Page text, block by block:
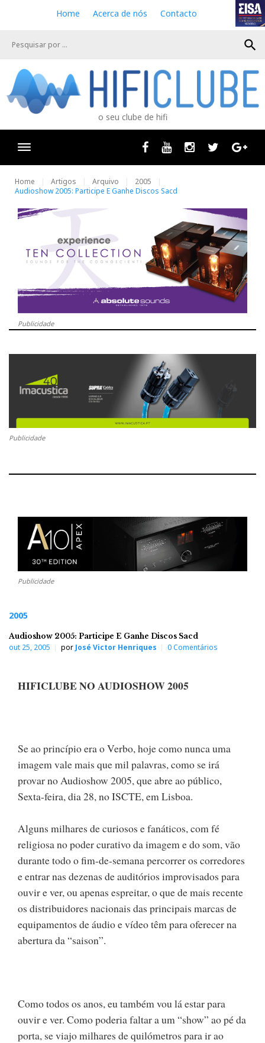
e
Home Acerca de nós Contacto
search
o seu clube de hifi
Facebook
Youtube InstagramTwitter
Home Artigos Arquivo
2005
Audioshow 2005: Participe E Ganhe Discos Sacd
Publicidade
Publicidade
Publicidade
2005
Audioshow 2005: Participe E Ganhe Discos Sacd
out 25, 2005 por José Victor Henriques 0 Comentários
HIFICLUBE NO AUDIOSHOW 2005
Se ao princípio era o Verbo, hoje como nunca uma
imagem vale mais que mil palavras, como se irá
provar no Audioshow 2005, que abre ao público,
Sexta-feira, dia 28, no ISCTE, em Lisboa.
Alguns milhares de curiosos e fanáticos, com fé
religiosa no poder curativo da imagem e do som, vão
durante todo o fim-de-semana percorrer os corredores
e entrar nas dezenas de auditórios improvisados para
ouvir e ver, ou apenas espreitar, o que de mais recente
os distribuidores nacionais das principais marcas de
equipamentos de áudio e vídeo têm para oferecer na
abertura da “saison”.
Como todos os anos, eu também vou lá estar para
ouvir e ver. Como poderia faltar a um “show” ao pé da
porta, se viajo milhares de quilómetros para ir ao